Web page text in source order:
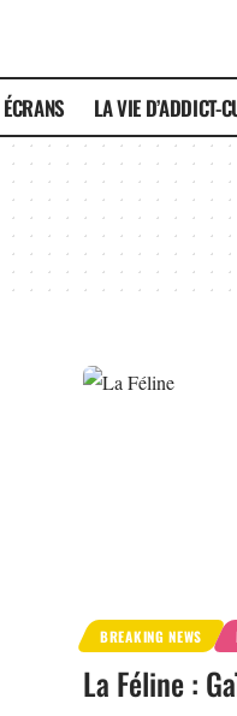
ÉCRANS LA VIE D’ADDICT-
BREAKING NEWS
La Féline :